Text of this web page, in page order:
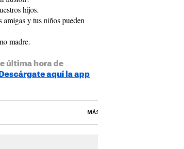
hijos.
y tus niños pueden
madre.
última hora de
Descárgate aquí la app
MÁS